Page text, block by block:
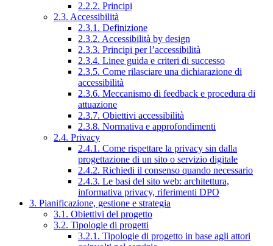
2.2.2. Principi
2.3. Accessibilità
2.3.1. Definizione
2.3.2. Accessibilità by design
2.3.3. Principi per l’accessibilità
2.3.4. Linee guida e criteri di successo
2.3.5. Come rilasciare una dichiarazione di
accessibilità
2.3.6. Meccanismo di feedback e procedura di
attuazione
2.3.7. Obiettivi accessibilità
2.3.8. Normativa e approfondimenti
2.4. Privacy
2.4.1. Come rispettare la privacy sin dalla
progettazione di un sito o servizio digitale
2.4.2. Richiedi il consenso quando necessario
2.4.3. Le basi del sito web: architettura,
informativa privacy, riferimenti DPO
3. Pianificazione, gestione e strategia
3.1. Obiettivi del progetto
3.2. Tipologie di progetti
3.2.1. Tipologie di progetto in base agli attori